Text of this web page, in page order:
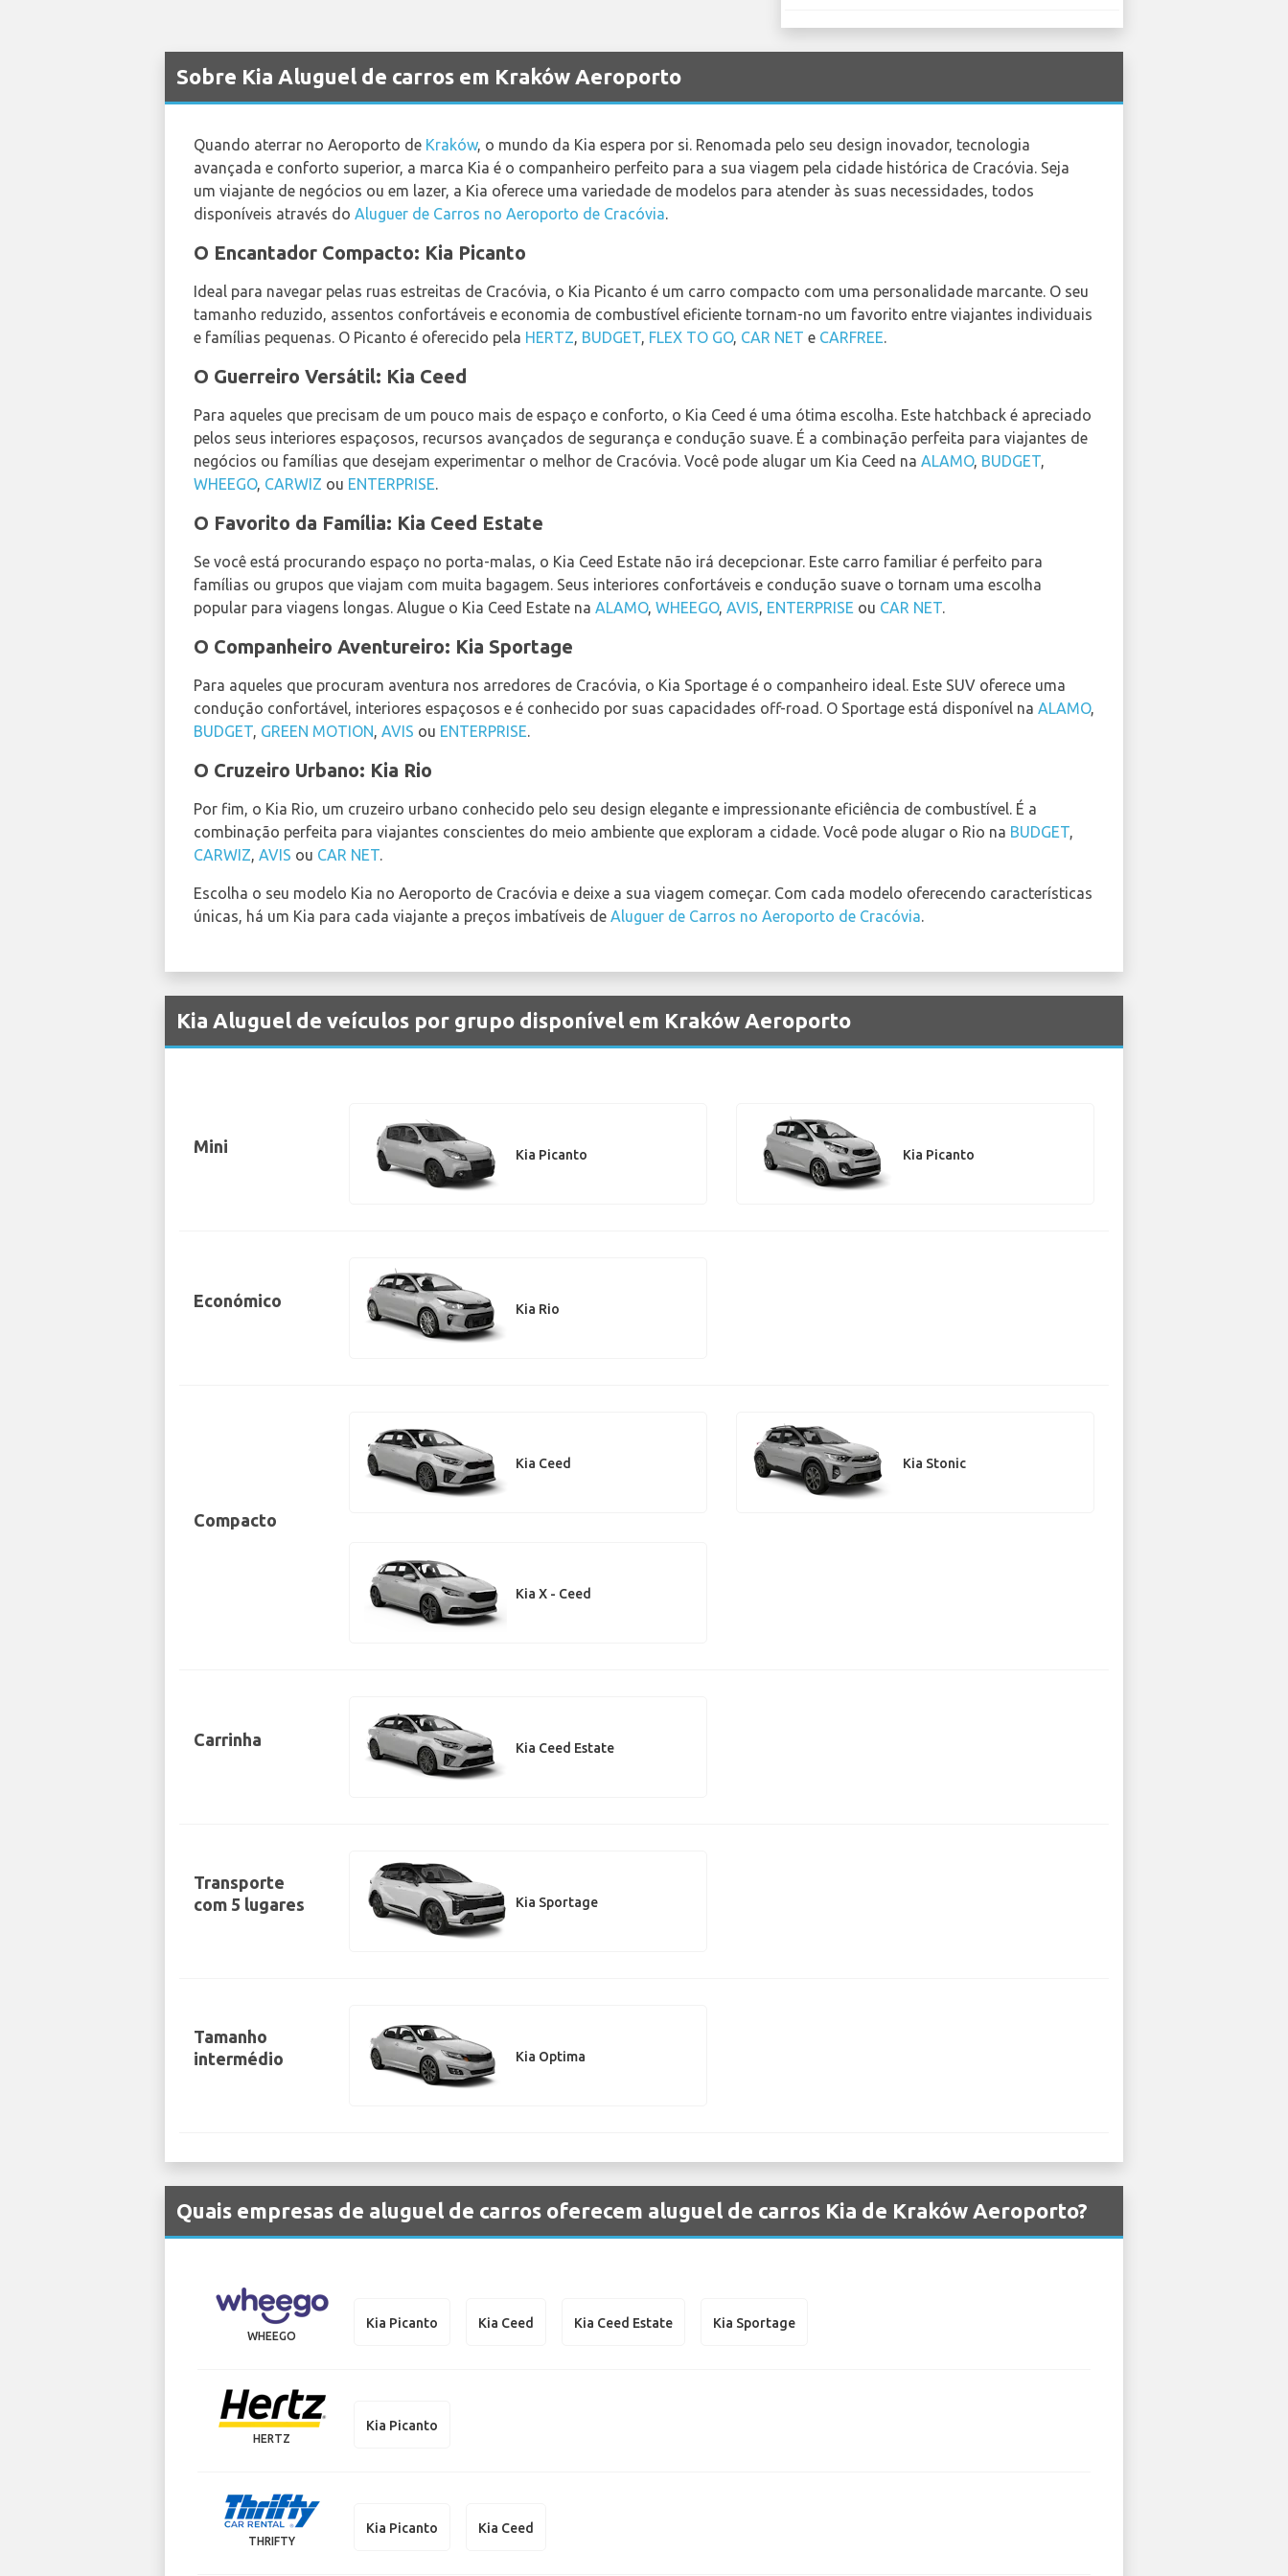
Sobre Kia Aluguel de carros em Kraków Aeroporto
Quando aterrar no Aeroporto de Kraków, o mundo da Kia espera por si. Renomada pelo seu design inovador, tecnologia
avançada e conforto superior, a marca Kia é o companheiro perfeito para a sua viagem pela cidade histórica de Cracóvia. Seja
um viajante de negócios ou em lazer, a Kia oferece uma variedade de modelos para atender às suas necessidades, todos
disponíveis através do Aluguer de Carros no Aeroporto de Cracóvia.
O Encantador Compacto: Kia Picanto
Ideal para navegar pelas ruas estreitas de Cracóvia, o Kia Picanto é um carro compacto com uma personalidade marcante. O seu
tamanho reduzido, assentos confortáveis e economia de combustível eficiente tornam-no um favorito entre viajantes individuais
e famílias pequenas. O Picanto é oferecido pela HERTZ, BUDGET, FLEX TO GO, CAR NET e CARFREE.
O Guerreiro Versátil: Kia Ceed
Para aqueles que precisam de um pouco mais de espaço e conforto, o Kia Ceed é uma ótima escolha. Este hatchback é apreciado
pelos seus interiores espaçosos, recursos avançados de segurança e condução suave. É a combinação perfeita para viajantes de
negócios ou famílias que desejam experimentar o melhor de Cracóvia. Você pode alugar um Kia Ceed na ALAMO, BUDGET,
WHEEGO, CARWIZ ou ENTERPRISE.
O Favorito da Família: Kia Ceed Estate
Se você está procurando espaço no porta-malas, o Kia Ceed Estate não irá decepcionar. Este carro familiar é perfeito para
famílias ou grupos que viajam com muita bagagem. Seus interiores confortáveis e condução suave o tornam uma escolha
popular para viagens longas. Alugue o Kia Ceed Estate na ALAMO, WHEEGO, AVIS, ENTERPRISE ou CAR NET.
O Companheiro Aventureiro: Kia Sportage
Para aqueles que procuram aventura nos arredores de Cracóvia, o Kia Sportage é o companheiro ideal. Este SUV oferece uma
condução confortável, interiores espaçosos e é conhecido por suas capacidades off-road. O Sportage está disponível na ALAMO,
BUDGET, GREEN MOTION, AVIS ou ENTERPRISE.
O Cruzeiro Urbano: Kia Rio
Por fim, o Kia Rio, um cruzeiro urbano conhecido pelo seu design elegante e impressionante eficiência de combustível. É a
combinação perfeita para viajantes conscientes do meio ambiente que exploram a cidade. Você pode alugar o Rio na BUDGET,
CARWIZ, AVIS ou CAR NET.
Escolha o seu modelo Kia no Aeroporto de Cracóvia e deixe a sua viagem começar. Com cada modelo oferecendo características
únicas, há um Kia para cada viajante a preços imbatíveis de Aluguer de Carros no Aeroporto de Cracóvia.
Kia Aluguel de veículos por grupo disponível em Kraków Aeroporto
Mini Kia Picanto Kia Picanto
Económico Kia Rio
Compacto
Kia Ceed Kia Stonic
Kia X - Ceed
Carrinha Kia Ceed Estate
Transporte
com 5 lugares
Kia Sportage
Tamanho
intermédio
Kia Optima
Quais empresas de aluguel de carros oferecem aluguel de carros Kia de Kraków Aeroporto?
WHEEGO
Kia Picanto Kia Ceed Kia Ceed Estate Kia Sportage
HERTZ
Kia Picanto
THRIFTY
Kia Picanto Kia Ceed